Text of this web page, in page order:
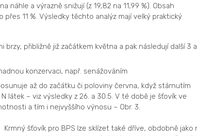
náhle a výrazně snižují (z 19,82 na 11,99 %). Obsah
11 %. Výsledky těchto analýz mají velký praktický
přibližně již začátkem května a pak následují další 3
konzervaci, např. senážováním
až do začátku či poloviny června, když stárnutím
látek – viz výsledky z 26. a 30.5. V té době je šťovík ve
a tím i nejvyššího výnosu – Obr. 3.
Krmný šťovík pro BPS lze sklízet také dříve, obdobně jako